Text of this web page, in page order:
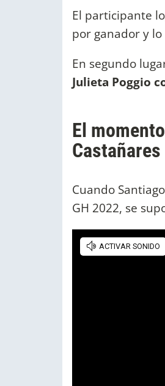
El participante
por ganador y
En segundo
Julieta Poggio
El
Cuando
GH 2022, se